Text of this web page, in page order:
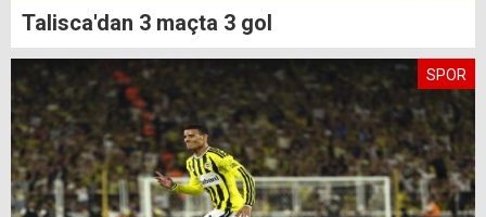
Talisca'dan 3 maçta 3 gol
SPOR